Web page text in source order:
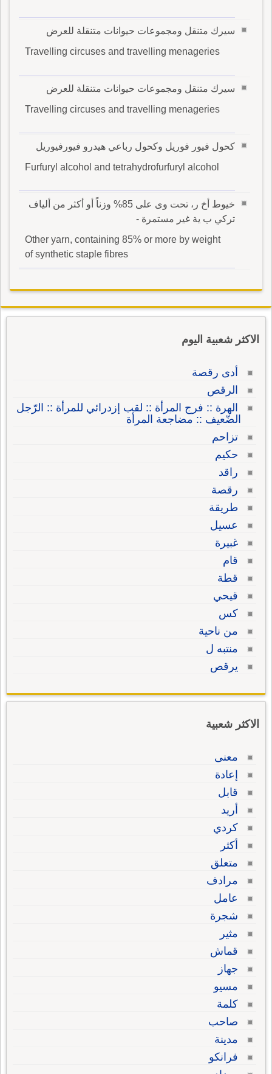
سيرك متنقل ومجموعات حيوانات متنقلة للعرض
Travelling circuses and travelling menageries
سيرك متنقل ومجموعات حيوانات متنقلة للعرض
Travelling circuses and travelling menageries
كحول فيور فوريل وكحول رباعي هيدرو فيورفيوريل
Furfuryl alcohol and tetrahydrofurfuryl alcohol
خيوط أخ ر، تحت وى على 85% وزناً أو أكثر من ألياف
تركي ب ية غير مستمرة -
Other yarn, containing 85% or more by weight
of synthetic staple fibres
الاكثر شعبية اليوم
أدى رقصة
الرقص
الهرة :: فرج المرأة :: لقب إزدرائي للمرأة :: الرّجل
الضّعيف :: مضاجعة المرأة
تزاحم
حكيم
راقد
رقصة
طريقة
عسيل
غبيرة
قام
قطة
قيحي
كس
من ناحية
منتبه ل
يرقص
الاكثر شعبية
معنى
إعادة
قابل
أريد
كردي
أكثر
متعلق
مرادف
عامل
شجرة
مثير
قماش
جهاز
مسيو
كلمة
صاحب
مدينة
فرانكو